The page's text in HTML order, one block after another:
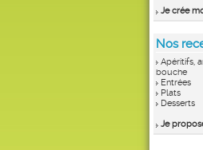
Je crée
Nos
Apéritifs,
bouche
Entrées
Plats
Desserts
Je